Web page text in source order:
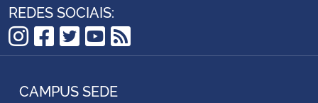
REDES SOCIAIS:
Instagram
Facebook
Twitter
YouTube
RSS
CAMPUS SEDE